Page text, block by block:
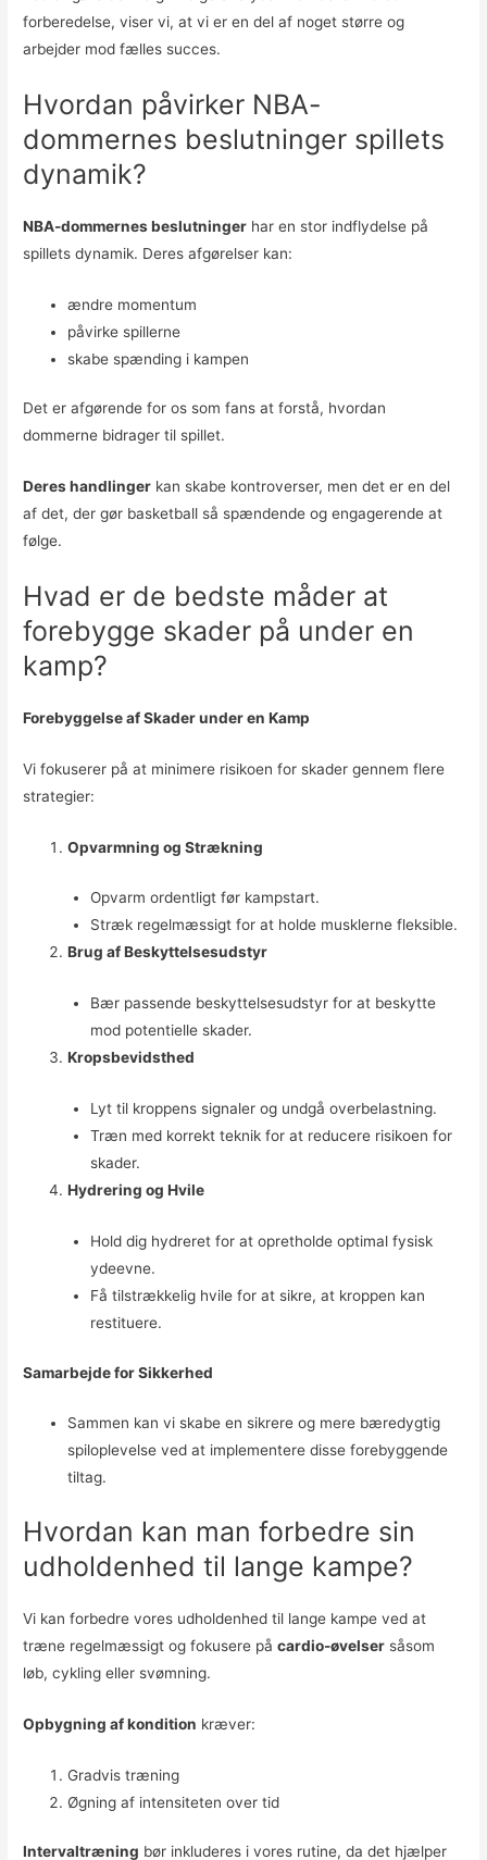
forberedelse, viser vi, at vi er en del af noget større og
arbejder mod fælles succes.
Hvordan påvirker NBA-
dommernes beslutninger spillets
dynamik?
NBA-dommernes beslutninger har en stor indflydelse på
spillets dynamik. Deres afgørelser kan:
ændre momentum
påvirke spillerne
skabe spænding i kampen
Det er afgørende for os som fans at forstå, hvordan
dommerne bidrager til spillet.
Deres handlinger kan skabe kontroverser, men det er en del
af det, der gør basketball så spændende og engagerende at
følge.
Hvad er de bedste måder at
forebygge skader på under en
kamp?
Forebyggelse af Skader under en Kamp
Vi fokuserer på at minimere risikoen for skader gennem flere
strategier:
Opvarmning og Strækning
Opvarm ordentligt før kampstart.
Stræk regelmæssigt for at holde musklerne fleksible.
Brug af Beskyttelsesudstyr
Bær passende beskyttelsesudstyr for at beskytte
mod potentielle skader.
Kropsbevidsthed
Lyt til kroppens signaler og undgå overbelastning.
Træn med korrekt teknik for at reducere risikoen for
skader.
Hydrering og Hvile
Hold dig hydreret for at opretholde optimal fysisk
ydeevne.
Få tilstrækkelig hvile for at sikre, at kroppen kan
restituere.
Samarbejde for Sikkerhed
Sammen kan vi skabe en sikrere og mere bæredygtig
spiloplevelse ved at implementere disse forebyggende
tiltag.
Hvordan kan man forbedre sin
udholdenhed til lange kampe?
Vi kan forbedre vores udholdenhed til lange kampe ved at
træne regelmæssigt og fokusere påcardio-øvelser såsom
løb, cykling eller svømning.
Opbygning af kondition kræver:
Gradvis træning
Øgning af intensiteten over tid
Intervaltræning bør inkluderes i vores rutine, da det hjælper